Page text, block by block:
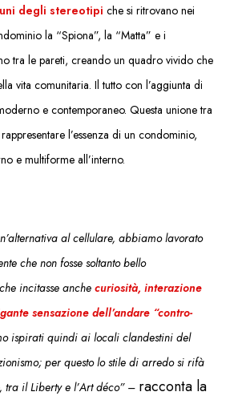
degli stereotipi che si ritrovano nei
la “Spiona”, la “Matta” e i
tra le pareti, creando un quadro vivido che
vita comunitaria. Il tutto con l’aggiunta di
e contemporaneo. Questa unione tra
l’essenza di un condominio,
e multiforme all’interno.
al cellulare, abbiamo lavorato
che non fosse soltanto bello
incitasse anche curiosità, interazione
sensazione dell’andare “contro-
ispirati quindi ai locali clandestini del
per questo lo stile di arredo si rifà
tra il Liberty e l’Art déco” – racconta la